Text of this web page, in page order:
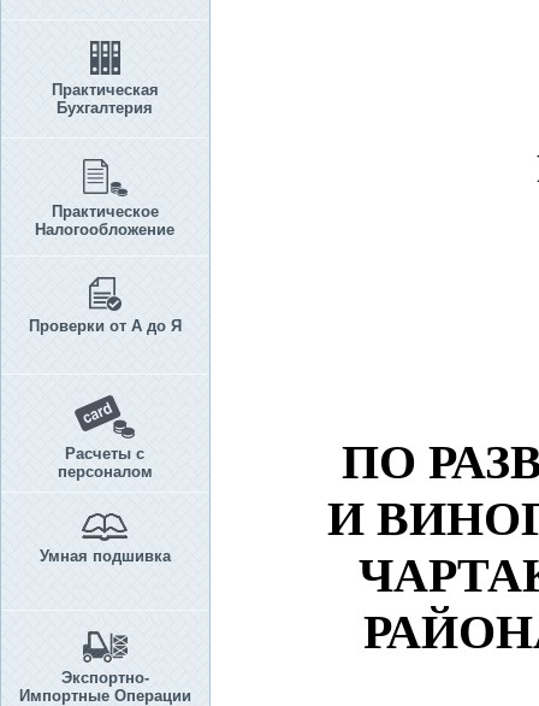
Практическая
Бухгалтерия
Практическое
Налогообложение
Проверки от А до Я
Расчеты с
персоналом
Умная подшивка
Экспортно-
Импортные Операции
ПО
И